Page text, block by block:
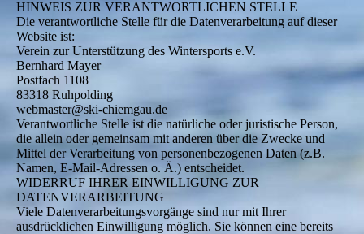
HINWEIS ZUR VERANTWORTLICHEN STELLE
Die verantwortliche Stelle für die Datenverarbeitung auf dieser
Website ist:
Verein zur Unterstützung des Wintersports e.V.
Bernhard Mayer
Postfach 1108
83318 Ruhpolding
webmaster@ski-chiemgau.de
Verantwortliche Stelle ist die natürliche oder juristische Person,
die allein oder gemeinsam mit anderen über die Zwecke und
Mittel der Verarbeitung von personenbezogenen Daten (z.B.
Namen, E-Mail-Adressen o. Ä.) entscheidet.
WIDERRUF IHRER EINWILLIGUNG ZUR
DATENVERARBEITUNG
Viele Datenverarbeitungsvorgänge sind nur mit Ihrer
ausdrücklichen Einwilligung möglich. Sie können eine bereits